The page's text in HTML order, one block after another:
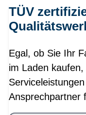
TÜV
Egal, ob Sie Ihr
im Laden
Ansprechpartner